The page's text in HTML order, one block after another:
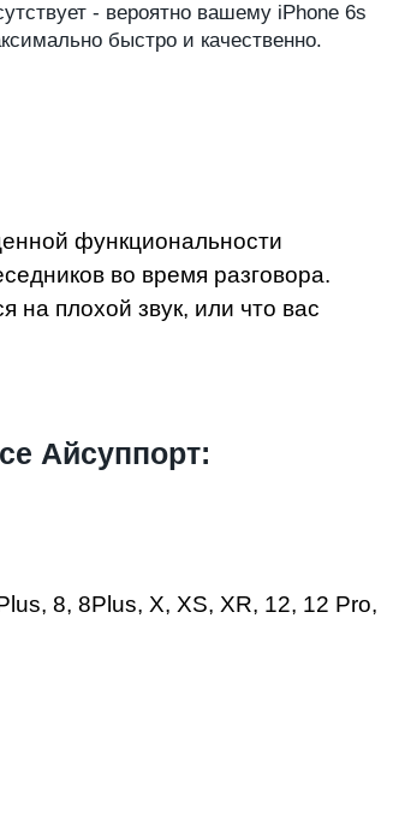
- вероятно вашему iPhone 6s
быстро и качественно.
функциональности
во время разговора.
на плохой звук, или что вас
Айсуппорт:
8, 8Plus, X, XS, XR, 12, 12 Pro,